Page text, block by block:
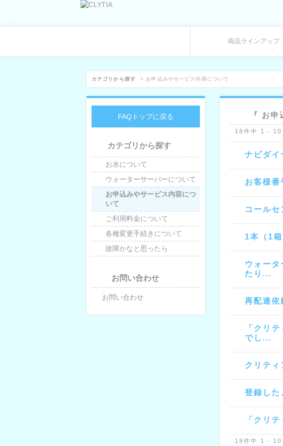
商品ラインアップ
カテゴリから探す > お申込みやサービス内容について
FAQトップに戻る
カテゴリから探す
お水について
ウォーターサーバーについて
お申込みやサービス内容につ
いて
ご利用料金について
各種変更手続きについて
故障かなと思ったら
お問い合わせ
お問い合わせ
『 お
18件中 1 - 10
ナビダイ
お客様番
コール
1本（1
ウォー
たり...
再配達依
「クリ
でし...
クリテ
登録した
「クリ
18件中 1 - 10